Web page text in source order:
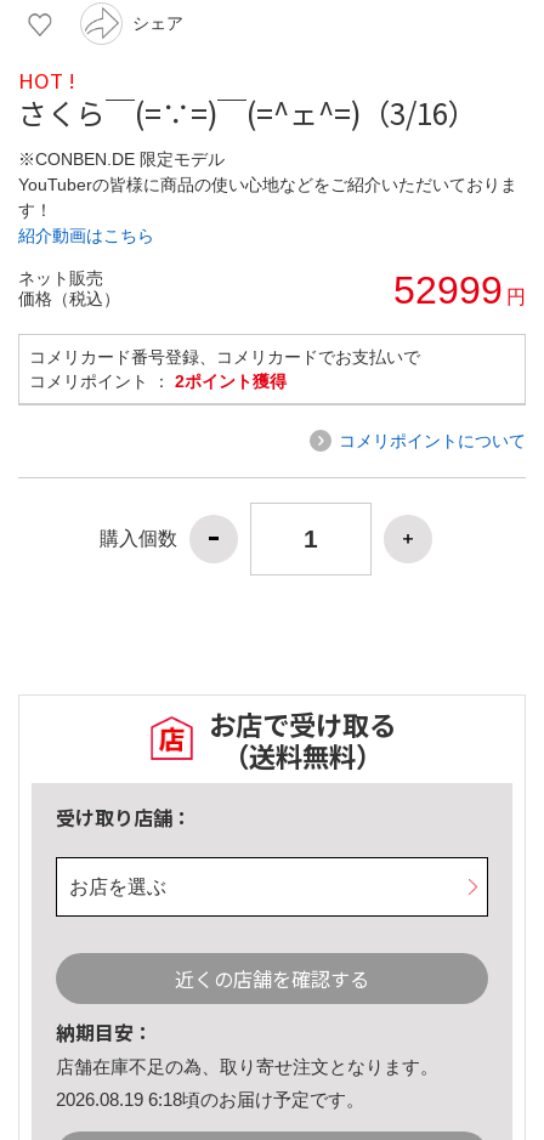
シェア
HOT !
さくら￣(=∵=)￣(=^ェ^=)（3/16）
※CONBEN.DE 限定モデル
YouTuberの皆様に商品の使い心地などをご紹介いただいておりま
す！
紹介動画はこちら
ネット販売
価格（税込）
52999 円
コメリカード番号登録、コメリカードでお支払いで
コメリポイント ： 2ポイント獲得
コメリポイントについて
購入個数
お店で受け取る
（送料無料）
受け取り店舗：
お店を選ぶ
近くの店舗を確認する
納期目安：
店舗在庫不足の為、取り寄せ注文となります。
2026.08.19 6:18頃のお届け予定です。